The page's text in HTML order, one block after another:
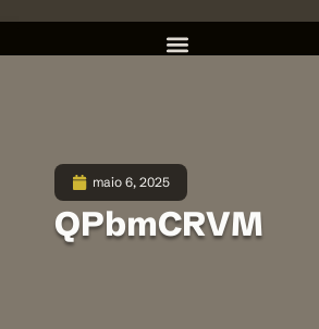
maio 6, 2025
QPbmCRVM